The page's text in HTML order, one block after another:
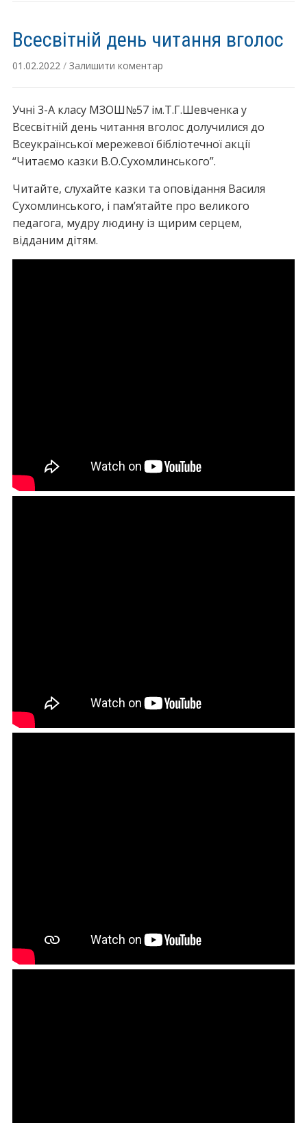
Всесвітній день читання вголос
01.02.2022 / Залишити коментар
Учні 3-А класу МЗОШ№57 ім.Т.Г.Шевченка у
Всесвітній день читання вголос долучилися до
Всеукраїнської мережевої бібліотечної акції
“Читаємо казки В.О.Сухомлинського”.
Читайте, слухайте казки та оповідання Василя
Сухомлинського, і пам’ятайте про великого
педагога, мудру людину із щирим серцем,
відданим дітям.